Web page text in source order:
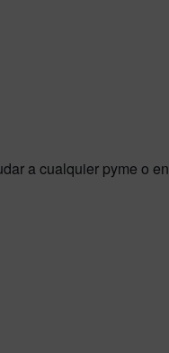
a cualquier pyme o